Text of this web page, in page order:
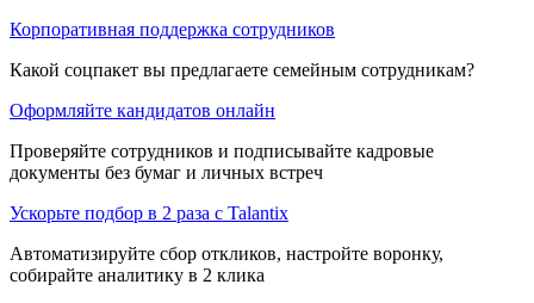
Корпоративная поддержка сотрудников
Какой соцпакет вы предлагаете семейным сотрудникам?
Оформляйте кандидатов онлайн
Проверяйте сотрудников и подписывайте кадровые
документы без бумаг и личных встреч
Ускорьте подбор в 2 раза с Talantix
Автоматизируйте сбор откликов, настройте воронку,
собирайте аналитику в 2 клика